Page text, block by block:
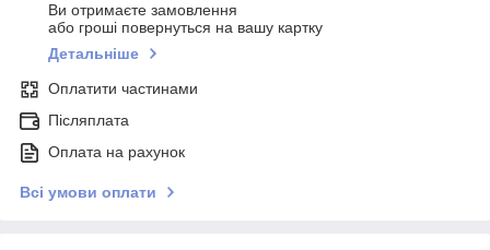
Ви отримаєте замовлення
або гроші повернуться на вашу картку
Детальніше
Оплатити частинами
Післяплата
Оплата на рахунок
Всі умови оплати